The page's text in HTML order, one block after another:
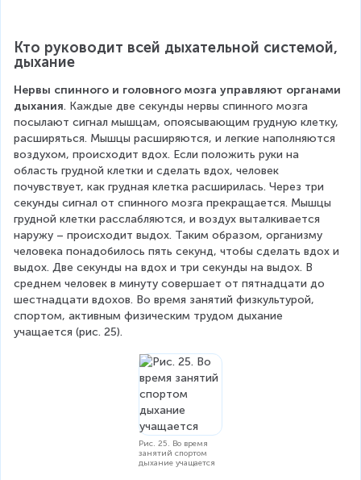
Кто руководит всей дыхательной системой,
дыхание
Нервы спинного и головного мозга управляют органами
дыхания. Каждые две секунды нервы спинного мозга
посылают сигнал мышцам, опоясывающим грудную клетку,
расширяться. Мышцы расширяются, и легкие наполняются
воздухом, происходит вдох. Если положить руки на
область грудной клетки и сделать вдох, человек
почувствует, как грудная клетка расширилась. Через три
секунды сигнал от спинного мозга прекращается. Мышцы
грудной клетки расслабляются, и воздух выталкивается
наружу – происходит выдох. Таким образом, организму
человека понадобилось пять секунд, чтобы сделать вдох и
выдох. Две секунды на вдох и три секунды на выдох. В
среднем человек в минуту совершает от пятнадцати до
шестнадцати вдохов. Во время занятий физкультурой,
спортом, активным физическим трудом дыхание
учащается (рис. 25).
Рис. 25. Во время
занятий спортом
дыхание учащается